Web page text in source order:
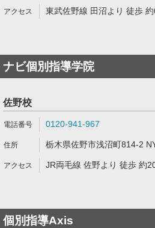
東武佐野線 田沼より 徒歩
ナビ個別指導学院
佐野校
0120-941-967
栃木県佐野市浅沼町814-2
JR両毛線 佐野より 徒歩 約
個別指導Axis